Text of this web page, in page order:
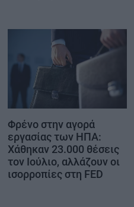
Φρένο στην αγορά
εργασίας των ΗΠΑ:
Χάθηκαν 23.000 θέσεις
τον Ιούλιο, αλλάζουν οι
ισορροπίες στη FED